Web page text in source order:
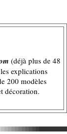
(déjà plus de 48
explications
200 modèles
décoration.